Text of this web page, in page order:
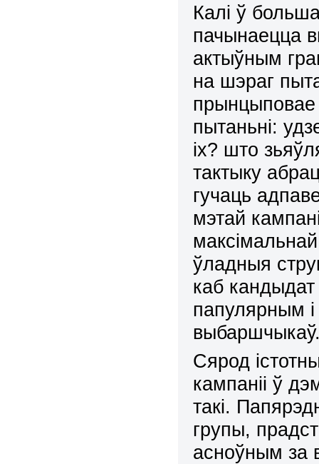
Калі ў
пачынаецца
актыўным
на шэраг
пытаньні:
іх? што
тактыку
гучаць
мэтай
ўладныя
каб
папулярным
Сярод
кампаніі ў
такі.
групы,
асноўным за